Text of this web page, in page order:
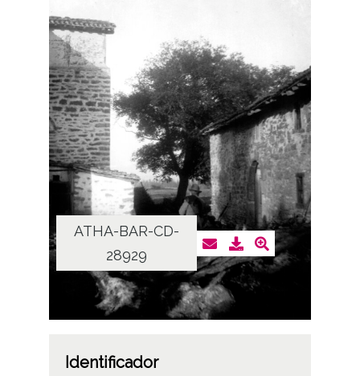
ATHA-BAR-CD-
28929
Identificador